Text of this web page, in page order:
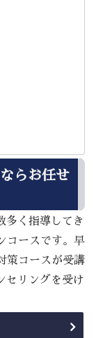
らお任せ
多く指導してき
コースです。早
策コースが受講
セリングを受け